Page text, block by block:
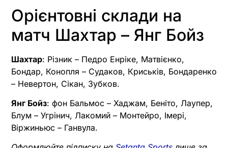
Орієнтовні склади на
матч Шахтар – Янг Бойз
Шахтар: Різник – Педро Енріке, Матвієнко,
Бондар, Конопля – Судаков, Криськів, Бондаренко
– Невертон, Сікан, Зубков.
Янг Бойз: фон Бальмос – Хаджам, Беніто, Лаупер,
Блум – Угрінич, Лакомий – Монтейро, Імері,
Віржиньюс – Ганвула.